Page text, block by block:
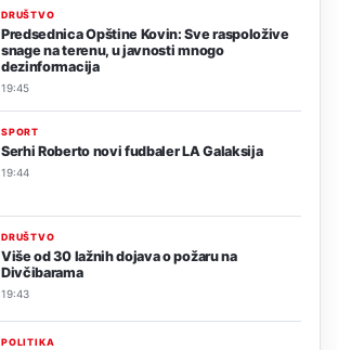
DRUŠTVO
Predsednica Opštine Kovin: Sve raspoložive
snage na terenu, u javnosti mnogo
dezinformacija
19:45
SPORT
Serhi Roberto novi fudbaler LA Galaksija
19:44
DRUŠTVO
Više od 30 lažnih dojava o požaru na
Divčibarama
19:43
POLITIKA